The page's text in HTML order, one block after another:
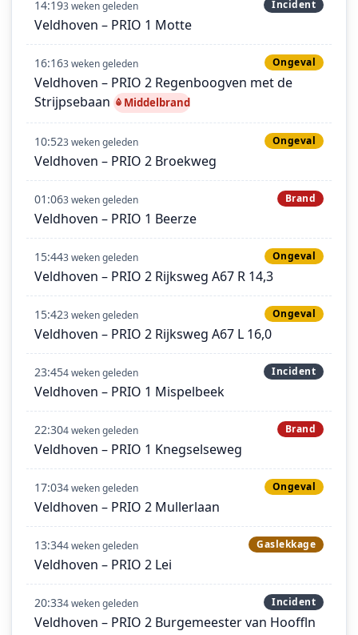
14:193 weken geleden Incident
Veldhoven – PRIO 1 Motte
16:163 weken geleden Ongeval
Veldhoven – PRIO 2 Regenboogven met de
Strijpsebaan
Middelbrand
10:523 weken geleden Ongeval
Veldhoven – PRIO 2 Broekweg
01:063 weken geleden Brand
Veldhoven – PRIO 1 Beerze
15:443 weken geleden Ongeval
Veldhoven – PRIO 2 Rijksweg A67 R 14,3
15:423 weken geleden Ongeval
Veldhoven – PRIO 2 Rijksweg A67 L 16,0
23:454 weken geleden Incident
Veldhoven – PRIO 1 Mispelbeek
22:304 weken geleden Brand
Veldhoven – PRIO 1 Knegselseweg
17:034 weken geleden Ongeval
Veldhoven – PRIO 2 Mullerlaan
13:344 weken geleden Gaslekkage
Veldhoven – PRIO 2 Lei
20:334 weken geleden Incident
Veldhoven – PRIO 2 Burgemeester van Hooffln